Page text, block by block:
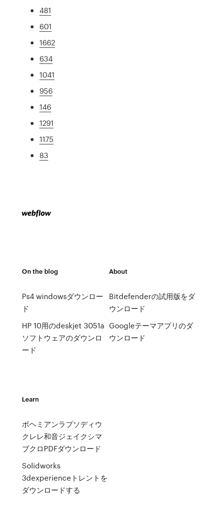
481
601
1662
634
1041
956
146
1291
1175
83
On the blog
Ps4 windowsダウンロー
ド
HP 10用のdeskjet 3051a
ソフトウェアのダウンロ
ード
About
Bitdefenderの試用版をダ
ウンロード
Googleテーマアプリのダ
ウンロード
Learn
ボヘミアンラプソディウ
クレレ和音ジェイクシマ
ブクロPDFダウンロード
Solidworks
3dexperienceトレントを
ダウンロードする